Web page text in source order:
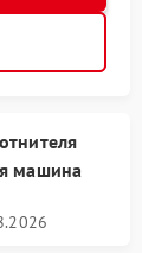
машина